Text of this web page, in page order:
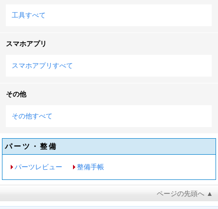
工具すべて
スマホアプリ
スマホアプリすべて
その他
その他すべて
パーツ・整備
パーツレビュー 整備手帳
ページの先頭へ ▲